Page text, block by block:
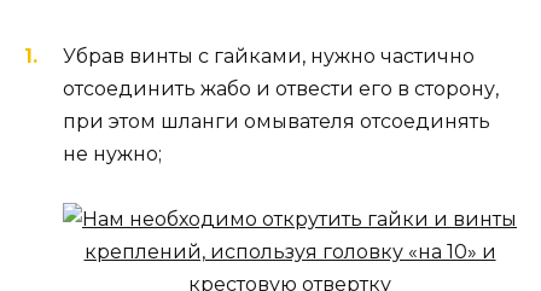
Убрав винты с гайками, нужно частично
отсоединить жабо и отвести его в сторону,
при этом шланги омывателя отсоединять
не нужно;